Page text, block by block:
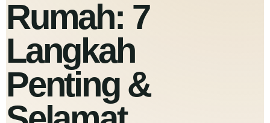
Rumah: 7
Langkah
Penting &